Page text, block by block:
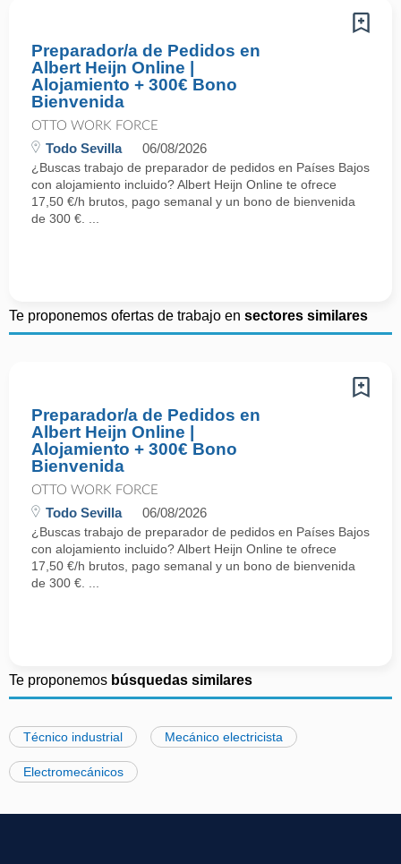
Preparador/a de Pedidos en
Albert Heijn Online |
Alojamiento + 300€ Bono
Bienvenida
OTTO WORK FORCE
Todo Sevilla 06/08/2026
¿Buscas trabajo de preparador de pedidos en Países Bajos
con alojamiento incluido? Albert Heijn Online te ofrece
17,50 €/h brutos, pago semanal y un bono de bienvenida
de 300 €. ...
Te proponemos ofertas de trabajo en sectores similares
Preparador/a de Pedidos en
Albert Heijn Online |
Alojamiento + 300€ Bono
Bienvenida
OTTO WORK FORCE
Todo Sevilla 06/08/2026
¿Buscas trabajo de preparador de pedidos en Países Bajos
con alojamiento incluido? Albert Heijn Online te ofrece
17,50 €/h brutos, pago semanal y un bono de bienvenida
de 300 €. ...
Te proponemos búsquedas similares
Técnico industrial Mecánico electricista
Electromecánicos